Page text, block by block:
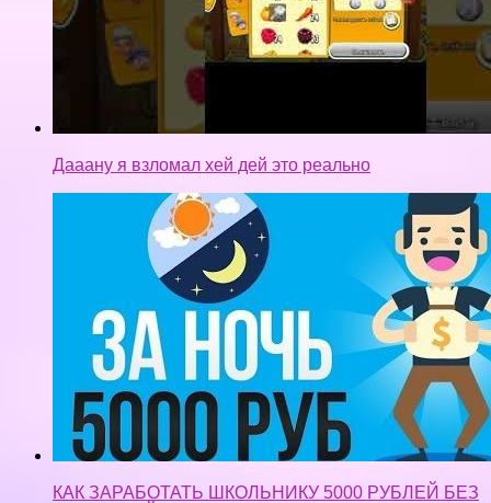
Дааану я взломал хей дей это реально
КАК ЗАРАБОТАТЬ ШКОЛЬНИКУ 5000 РУБЛЕЙ БЕЗ